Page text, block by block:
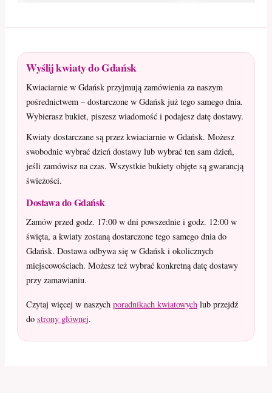
Wyślij kwiaty do Gdańsk
Kwiaciarnie w Gdańsk przyjmują zamówienia za naszym
pośrednictwem – dostarczone w Gdańsk już tego samego dnia.
Wybierasz bukiet, piszesz wiadomość i podajesz datę dostawy.
Kwiaty dostarczane są przez kwiaciarnie w Gdańsk. Możesz
swobodnie wybrać dzień dostawy lub wybrać ten sam dzień,
jeśli zamówisz na czas. Wszystkie bukiety objęte są gwarancją
świeżości.
Dostawa do Gdańsk
Zamów przed godz. 17:00 w dni powszednie i godz. 12:00 w
święta, a kwiaty zostaną dostarczone tego samego dnia do
Gdańsk. Dostawa odbywa się w Gdańsk i okolicznych
miejscowościach. Możesz też wybrać konkretną datę dostawy
przy zamawianiu.
Czytaj więcej w naszych poradnikach kwiatowych lub przejdź
do strony głównej.